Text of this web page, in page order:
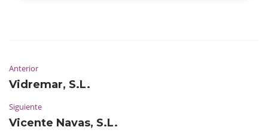
Anterior
Vidremar, S.L.
Siguiente
Vicente Navas, S.L.